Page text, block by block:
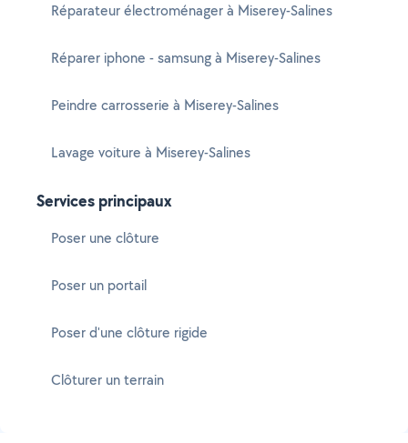
Réparateur électroménager à Miserey-Salines
Réparer iphone - samsung à Miserey-Salines
Peindre carrosserie à Miserey-Salines
Lavage voiture à Miserey-Salines
Services principaux
Poser une clôture
Poser un portail
Poser d'une clôture rigide
Clôturer un terrain